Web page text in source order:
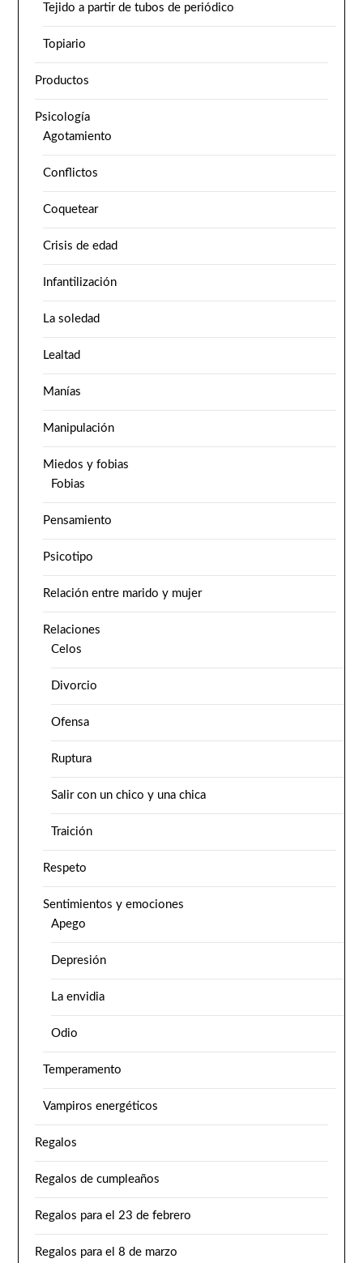
Tejido a partir de tubos de periódico
Topiario
Productos
Psicología
Agotamiento
Conflictos
Coquetear
Crisis de edad
Infantilización
La soledad
Lealtad
Manías
Manipulación
Miedos y fobias
Fobias
Pensamiento
Psicotipo
Relación entre marido y mujer
Relaciones
Celos
Divorcio
Ofensa
Ruptura
Salir con un chico y una chica
Traición
Respeto
Sentimientos y emociones
Apego
Depresión
La envidia
Odio
Temperamento
Vampiros energéticos
Regalos
Regalos de cumpleaños
Regalos para el 23 de febrero
Regalos para el 8 de marzo